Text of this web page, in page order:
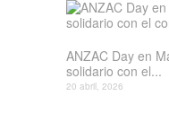
ANZAC Day en
solidario con el...
20 abril, 2026